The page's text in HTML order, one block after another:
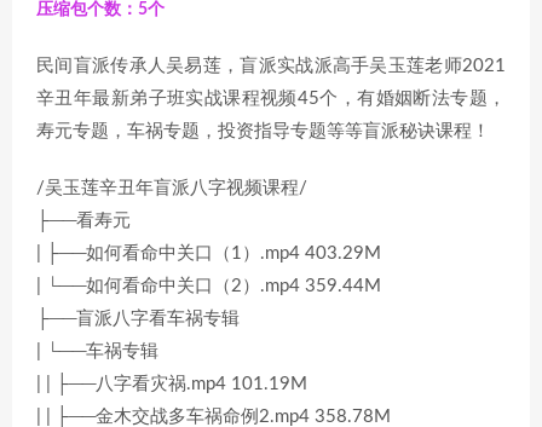
压缩包个数：5个
民间盲派传承人吴易莲，盲派实战派高手吴玉莲老师2021
辛丑年最新弟子班实战课程视频45个，有婚姻断法专题，
寿元专题，车祸专题，投资指导专题等等盲派秘诀课程！
/吴玉莲辛丑年盲派八字视频课程/
├──看寿元
| ├──如何看命中关口（1）.mp4 403.29M
| └──如何看命中关口（2）.mp4 359.44M
├──盲派八字看车祸专辑
| └──车祸专辑
| | ├──八字看灾祸.mp4 101.19M
| | ├──金木交战多车祸命例2.mp4 358.78M